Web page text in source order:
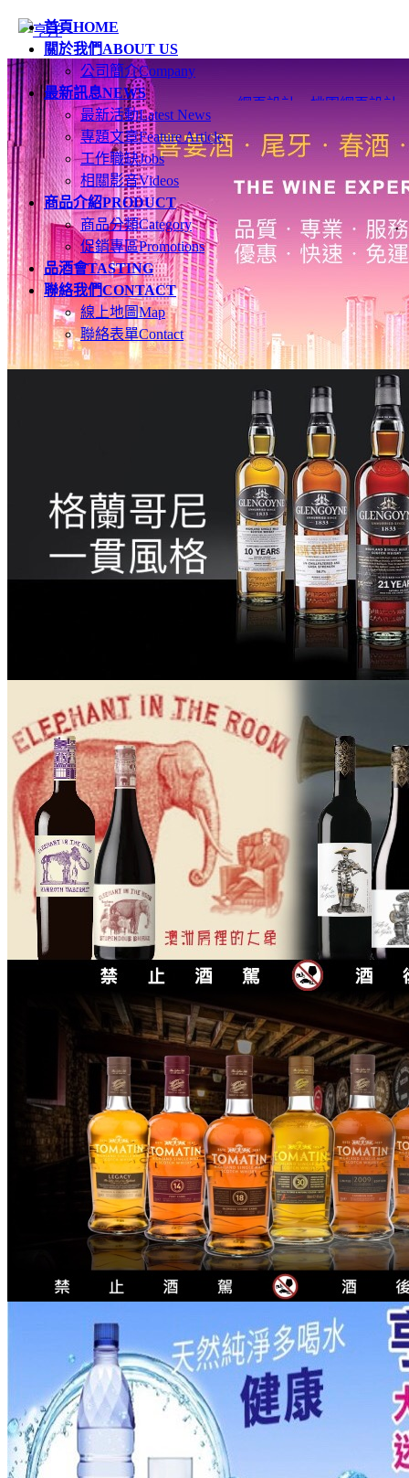
首頁HOME
關於我們ABOUT US
公司簡介Company
最新訊息NEWS
最新活動Latest News
專題文章Feature Article
工作職缺Jobs
相關影音Videos
商品介紹PRODUCT
商品分類Category
促銷專區Promotions
品酒會TASTING
聯絡我們CONTACT
線上地圖Map
聯絡表單Contact
網頁設計 桃園網頁設計